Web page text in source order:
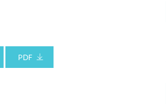
PDF